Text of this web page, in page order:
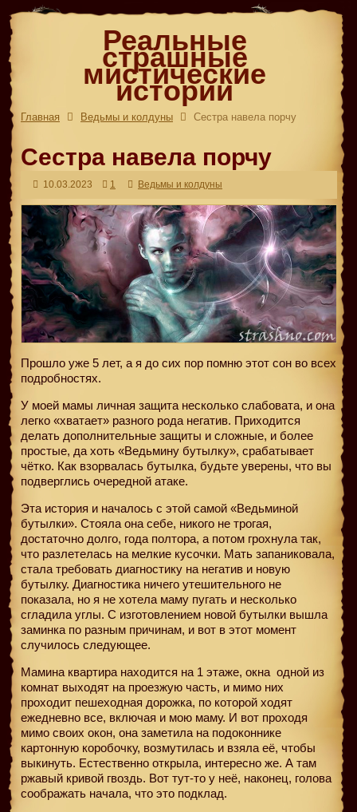
Реальные
страшные
мистические
истории
Главная Ведьмы и колдуны Сестра навела порчу
Сестра навела порчу
10.03.2023 1 Ведьмы и колдуны
Прошло уже 5 лет, а я до сих пор помню этот сон во всех
подробностях.
У моей мамы личная защита несколько слабовата, и она
легко «хватает» разного рода негатив. Приходится
делать дополнительные защиты и сложные, и более
простые, да хоть «Ведьмину бутылку», срабатывает
чётко. Как взорвалась бутылка, будьте уверены, что вы
подверглись очередной атаке.
Эта история и началось с этой самой «Ведьминой
бутылки». Стояла она себе, никого не трогая,
достаточно долго, года полтора, а потом грохнула так,
что разлетелась на мелкие кусочки. Мать запаниковала,
стала требовать диагностику на негатив и новую
бутылку. Диагностика ничего утешительного не
показала, но я не хотела маму пугать и несколько
сгладила углы. С изготовлением новой бутылки вышла
заминка по разным причинам, и вот в этот момент
случилось следующее.
Мамина квартира находится на 1 этаже, окна одной из
комнат выходят на проезжую часть, и мимо них
проходит пешеходная дорожка, по которой ходят
ежедневно все, включая и мою маму. И вот проходя
мимо своих окон, она заметила на подоконнике
картонную коробочку, возмутилась и взяла её, чтобы
выкинуть. Естественно открыла, интересно же. А там
ржавый кривой гвоздь. Вот тут-то у неё, наконец, голова
соображать начала, что это подклад.